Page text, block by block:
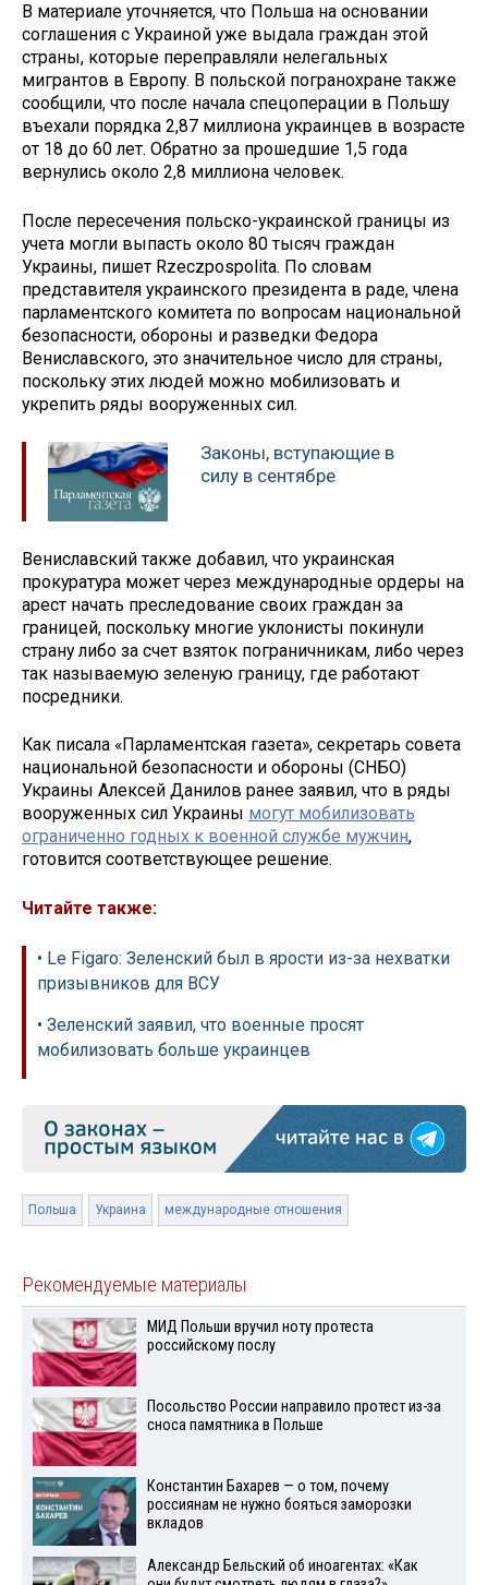
В материале уточняется, что Польша на основании
соглашения с Украиной уже выдала граждан этой
страны, которые переправляли нелегальных
мигрантов в Европу. В польской погранохране также
сообщили, что после начала спецоперации в Польшу
въехали порядка 2,87 миллиона украинцев в возрасте
от 18 до 60 лет. Обратно за прошедшие 1,5 года
вернулись около 2,8 миллиона человек.
После пересечения польско-украинской границы из
учета могли выпасть около 80 тысяч граждан
Украины, пишет Rzeczpospolita. По словам
представителя украинского президента в раде, члена
парламентского комитета по вопросам национальной
безопасности, обороны и разведки Федора
Вениславского, это значительное число для страны,
поскольку этих людей можно мобилизовать и
укрепить ряды вооруженных сил.
Законы, вступающие в
силу в сентябре
Вениславский также добавил, что украинская
прокуратура может через международные ордеры на
арест начать преследование своих граждан за
границей, поскольку многие уклонисты покинули
страну либо за счет взяток пограничникам, либо через
так называемую зеленую границу, где работают
посредники.
Как писала «Парламентская газета», секретарь совета
национальной безопасности и обороны (СНБО)
Украины Алексей Данилов ранее заявил, что в ряды
вооруженных сил Украины могут мобилизовать
ограниченно годных к военной службе мужчин,
готовится соответствующее решение.
Читайте также:
• Le Figaro: Зеленский был в ярости из-за нехватки
призывников для ВСУ
• Зеленский заявил, что военные просят
мобилизовать больше украинцев
Польша Украина международные отношения
Рекомендуемые материалы
МИД Польши вручил ноту протеста
российскому послу
Посольство России направило протест из-за
сноса памятника в Польше
Константин Бахарев — о том, почему
россиянам не нужно бояться заморозки
вкладов
Александр Бельский об иноагентах: «Как